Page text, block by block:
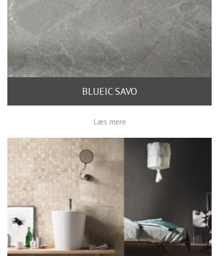
BLUEIC SAVO
Læs mere